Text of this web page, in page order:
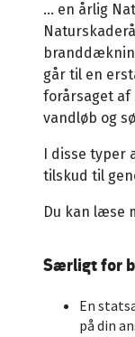
... en årlig
går til en
forårsaget af
vandløb og
I disse typer
tilskud til
Du kan læse
Særligt for
En
på din